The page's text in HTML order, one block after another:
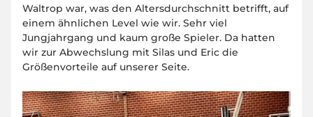
Waltrop war, was den Altersdurchschnitt betrifft, auf
einem ähnlichen Level wie wir. Sehr viel
Jungjahrgang und kaum große Spieler. Da hatten
wir zur Abwechslung mit Silas und Eric die
Größenvorteile auf unserer Seite.